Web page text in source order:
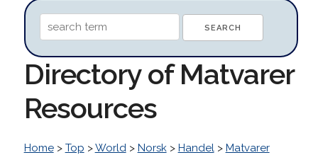
Directory of Matvarer
Resources
Home> Top >World> Norsk> Handel> Matvarer